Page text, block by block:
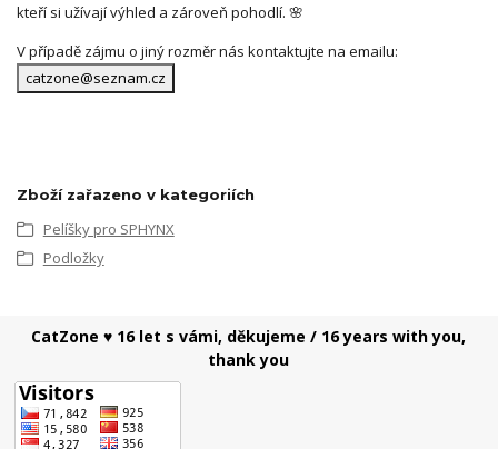
kteří si užívají výhled a zároveň pohodlí. 🌸
V případě zájmu o jiný rozměr nás kontaktujte na emailu:
catzone@seznam.cz
Zboží zařazeno v kategoriích
Pelíšky pro SPHYNX
Podložky
CatZone ♥ 16 let s vámi, děkujeme / 16 years with you,
thank you